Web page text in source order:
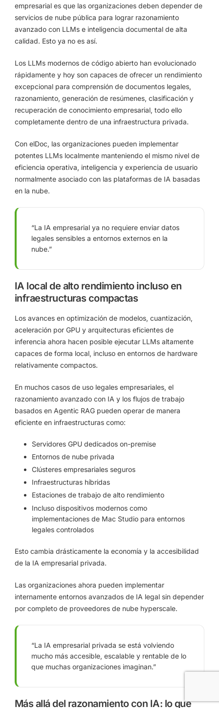
empresarial es que las organizaciones deben depender de
servicios de nube pública para lograr razonamiento
avanzado con LLMs e inteligencia documental de alta
calidad. Esto ya no es así.
Los LLMs modernos de código abierto han evolucionado
rápidamente y hoy son capaces de ofrecer un rendimiento
excepcional para comprensión de documentos legales,
razonamiento, generación de resúmenes, clasificación y
recuperación de conocimiento empresarial, todo ello
completamente dentro de una infraestructura privada.
Con elDoc, las organizaciones pueden implementar
potentes LLMs localmente manteniendo el mismo nivel de
eficiencia operativa, inteligencia y experiencia de usuario
normalmente asociado con las plataformas de IA basadas
en la nube.
“La IA empresarial ya no requiere enviar datos
legales sensibles a entornos externos en la
nube.”
IA local de alto rendimiento incluso en
infraestructuras compactas
Los avances en optimización de modelos, cuantización,
aceleración por GPU y arquitecturas eficientes de
inferencia ahora hacen posible ejecutar LLMs altamente
capaces de forma local, incluso en entornos de hardware
relativamente compactos.
En muchos casos de uso legales empresariales, el
razonamiento avanzado con IA y los flujos de trabajo
basados en Agentic RAG pueden operar de manera
eficiente en infraestructuras como:
Servidores GPU dedicados on-premise
Entornos de nube privada
Clústeres empresariales seguros
Infraestructuras híbridas
Estaciones de trabajo de alto rendimiento
Incluso dispositivos modernos como
implementaciones de Mac Studio para entornos
legales controlados
Esto cambia drásticamente la economía y la accesibilidad
de la IA empresarial privada.
Las organizaciones ahora pueden implementar
internamente entornos avanzados de IA legal sin depender
por completo de proveedores de nube hyperscale.
“La IA empresarial privada se está volviendo
mucho más accesible, escalable y rentable de lo
que muchas organizaciones imaginan.”
Más allá del razonamiento con IA: lo que